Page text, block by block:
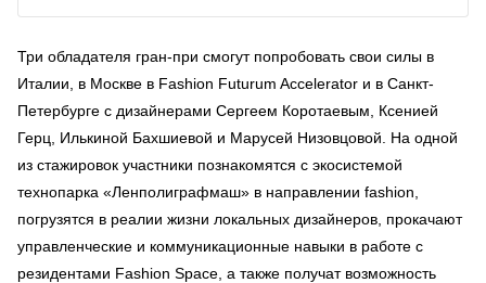
Три обладателя гран-при смогут попробовать свои силы в
Италии, в Москве в Fashion Futurum Accelerator и в Санкт-
Петербурге с дизайнерами Сергеем Коротаевым, Ксенией
Герц, Илькиной Бахшиевой и Марусей Низовцовой. На одной
из стажировок участники познакомятся с экосистемой
технопарка «Ленполиграфмаш» в направлении fashion,
погрузятся в реалии жизни локальных дизайнеров, прокачают
управленческие и коммуникационные навыки в работе с
резидентами Fashion Space, а также получат возможность